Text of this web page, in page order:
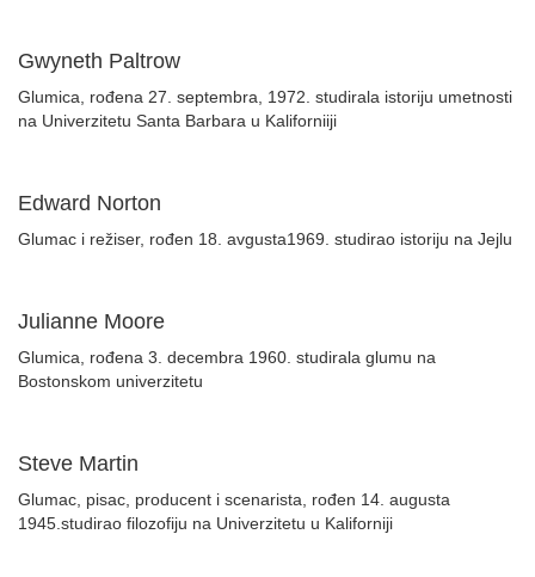
Gwyneth Paltrow
Glumica, rođena 27. septembra, 1972. studirala istoriju umetnosti
na Univerzitetu Santa Barbara u Kaliforniiji
Edward Norton
Glumac i režiser, rođen 18. avgusta1969. studirao istoriju na Jejlu
Julianne Moore
Glumica, rođena 3. decembra 1960. studirala glumu na
Bostonskom univerzitetu
Steve Martin
Glumac, pisac, producent i scenarista, rođen 14. augusta
1945.studirao filozofiju na Univerzitetu u Kaliforniji